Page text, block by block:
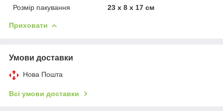
Розмір пакування
23 х 8 х 17 см
Приховати
Умови доставки
Нова Пошта
Всі умови доставки